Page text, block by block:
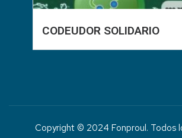
CODEUDOR SOLIDARIO
Copyright © 2024 Fonproul. Todos